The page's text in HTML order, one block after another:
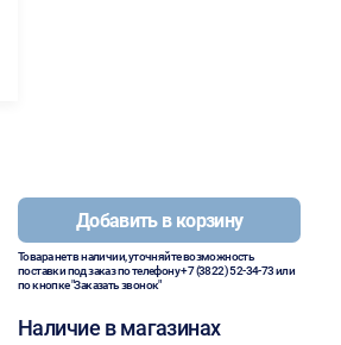
Добавить в корзину
Товара нет в наличии, уточняйте возможность
поставки под заказ по телефону+7 (3822) 52-34-73или
по кнопке "Заказать звонок"
Наличие в магазинах